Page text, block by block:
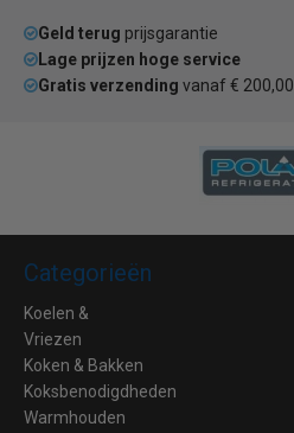
Geld terug prijsgarantie
Lage prijzen hoge service
Gratis verzending vanaf € 200,00
Categorieën
Koelen &
Vriezen
Koken & Bakken
Koksbenodigdheden
Warmhouden